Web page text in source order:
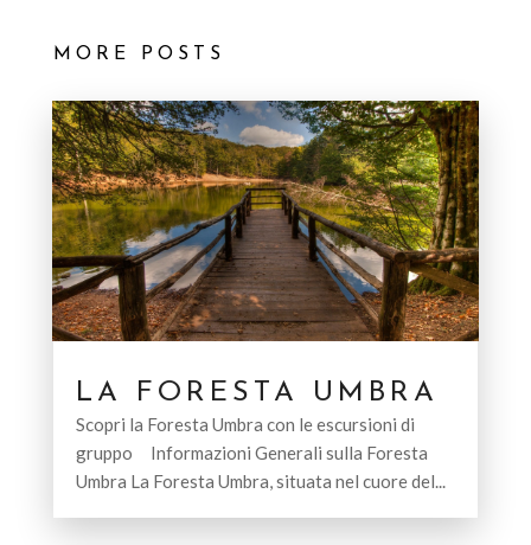
MORE POSTS
LA FORESTA UMBRA
Scopri la Foresta Umbra con le escursioni di
gruppo Informazioni Generali sulla Foresta
Umbra La Foresta Umbra, situata nel cuore del...